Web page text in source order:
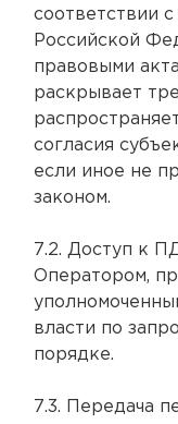
соответствии
Российской
правовыми
раскрывает
согласия
если иное не
законом.
7.2. Доступ к
Оператором,
власти по
порядке.
7.3. Передача